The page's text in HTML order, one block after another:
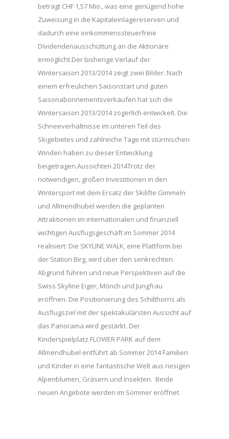
beträgt CHF 1,57 Mio., was eine genügend hohe
Zuweisung in die Kapitaleinlagereserven und
dadurch eine einkommenssteuerfreie
Dividendenausschüttung an die Aktionäre
ermöglicht.Der bisherige Verlauf der
Wintersaison 2013/2014 zeigt zwei Bilder: Nach
einem erfreulichen Saisonstart und guten
Saisonabonnementsverkäufen hat sich die
Wintersaison 2013/2014 zögerlich entwickelt. Die
Schneeverhältnisse im unteren Teil des
Skigebietes und zahlreiche Tage mit stürmischen
Winden haben zu dieser Entwicklung
beigetragen.Aussichten 2014Trotz der
notwendigen, großen Investitionen in den
Wintersport mit dem Ersatz der Skilifte Gimmeln
und Allmendhubel werden die geplanten
Attraktionen im internationalen und finanziell
wichtigen Ausflugsgeschäft im Sommer 2014
realisiert: Die SKYLINE WALK, eine Plattform bei
der Station Birg, wird über den senkrechten
Abgrund führen und neue Perspektiven auf die
Swiss Skyline Eiger, Mönch und Jungfrau
eröffnen. Die Positionierung des Schilthorns als
Ausflugsziel mit der spektakulärsten Aussicht auf
das Panorama wird gestärkt. Der
Kinderspielplatz FLOWER PARK auf dem
Allmendhubel entführt ab Sommer 2014 Familien
und Kinder in eine fantastische Welt aus riesigen
Alpenblumen, Gräsern und Insekten. Beide
neuen Angebote werden im Sommer eröffnet.